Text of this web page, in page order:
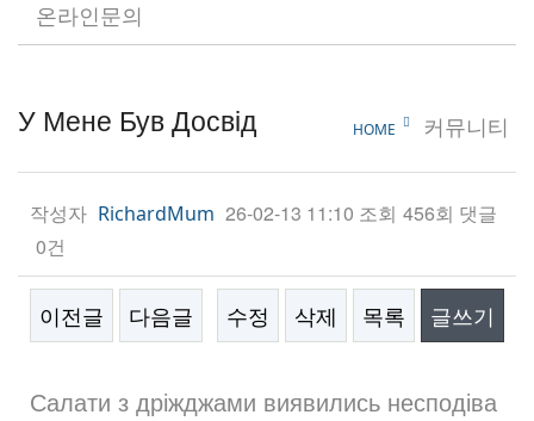
온라인문의
У Мене Був Досвід HOME 커뮤니티
작성자 RichardMum 26-02-13 11:10 조회 456회 댓글
0건
이전글 다음글 수정 삭제 목록 글쓰기
본문
Салати з дріжджами виявились несподіва